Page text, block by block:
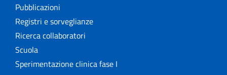
Pubblicazioni
Registri e sorveglianze
Ricerca collaboratori
Scuola
Sperimentazione clinica fase I